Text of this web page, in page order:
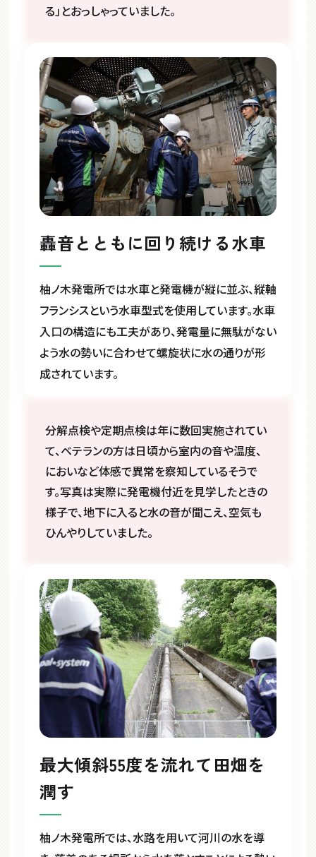
る」とおっしゃっていました。
轟音とともに回り続ける水車
柚ノ木発電所では水車と発電機が縦に並ぶ、縦軸
フランシスという水車型式を使用しています。水車
入口の構造にも工夫があり、発電量に無駄がない
よう水の勢いに合わせて螺旋状に水の通りが形
成されています。
分解点検や定期点検は年に数回実施されてい
て、ベテランの方は日頃から室内の音や温度、
においなど体感で異常を察知しているそうで
す。写真は実際に発電機付近を見学したときの
様子で、地下に入ると水の音が聞こえ、空気も
ひんやりしていました。
最大傾斜55度を流れて田畑を
潤す
柚ノ木発電所では、水路を用いて河川の水を導